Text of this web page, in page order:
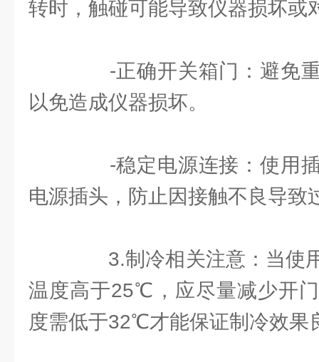
转时，触碰可能导致仪器损坏或
-正确开关箱门：避免重
以免造成仪器损坏。
-稳定电源连接：使用插
电源插头，防止因接触不良导致
3.制冷相关注意：当使
温度高于25℃，应尽量减少开
度需低于32℃才能保证制冷效果